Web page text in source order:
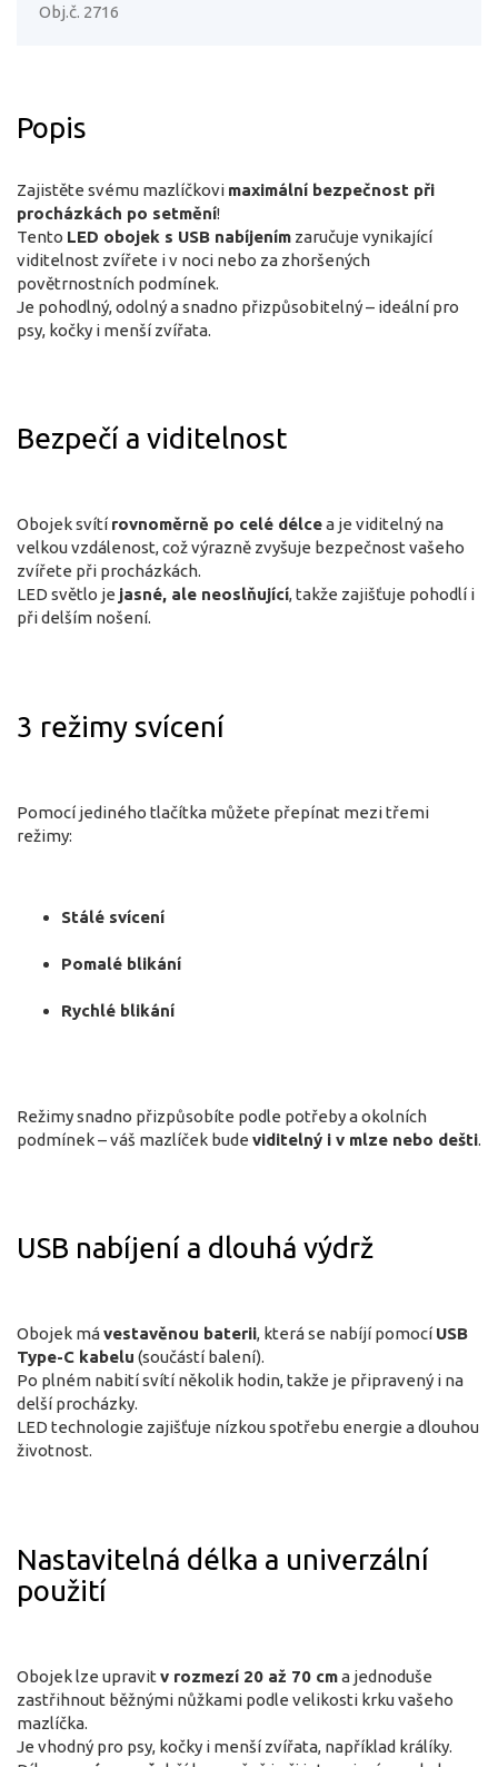
Obj.č. 2716
Popis
Zajistěte svému mazlíčkovi maximální bezpečnost při
procházkách po setmění!
Tento LED obojek s USB nabíjením zaručuje vynikající
viditelnost zvířete i v noci nebo za zhoršených
povětrnostních podmínek.
Je pohodlný, odolný a snadno přizpůsobitelný – ideální pro
psy, kočky i menší zvířata.
Bezpečí a viditelnost
Obojek svítí rovnoměrně po celé délcea je viditelný na
velkou vzdálenost, což výrazně zvyšuje bezpečnost vašeho
zvířete při procházkách.
LED světlo je jasné, ale neoslňující, takže zajišťuje pohodlí i
při delším nošení.
3 režimy svícení
Pomocí jediného tlačítka můžete přepínat mezi třemi
režimy:
Stálé svícení
Pomalé blikání
Rychlé blikání
Režimy snadno přizpůsobíte podle potřeby a okolních
podmínek – váš mazlíček bude viditelný i v mlze nebo dešti.
USB nabíjení a dlouhá výdrž
Obojek mávestavěnou baterii, která se nabíjí pomocí USB
Type-C kabelu (součástí balení).
Po plném nabití svítí několik hodin, takže je připravený i na
delší procházky.
LED technologie zajišťuje nízkou spotřebu energie a dlouhou
životnost.
Nastavitelná délka a univerzální
použití
Obojek lze upravit v rozmezí 20 až 70 cma jednoduše
zastřihnout běžnými nůžkami podle velikosti krku vašeho
mazlíčka.
Je vhodný pro psy, kočky i menší zvířata, například králíky.